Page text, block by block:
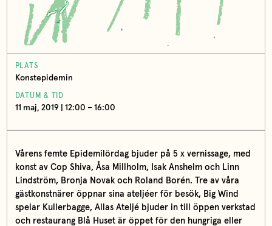
PLATS
Konstepidemin
DATUM & TID
11 maj, 2019 | 12:00 – 16:00
Vårens femte Epidemilördag bjuder på 5 x vernissage, med
konst av Cop Shiva, Åsa Millholm, Isak Anshelm och Linn
Lindström, Bronja Novak och Roland Borén. Tre av våra
gästkonstnärer öppnar sina ateljéer för besök, Big Wind
spelar Kullerbagge, Allas Ateljé bjuder in till öppen verkstad
och restaurang Blå Huset är öppet för den hungriga eller